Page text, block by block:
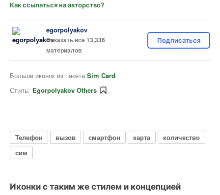
Как ссылаться на авторство?
egorpolyakov
Показать все 13,336
материалов
Подписаться
Больше иконок из пакета Sim Card
Стиль: Egorpolyakov Others
Телефон вызов смартфон карта
количество
сим
Иконки с таким же стилем и концепцией